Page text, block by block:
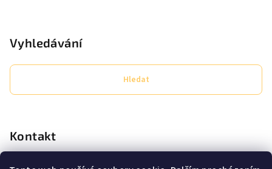
Vyhledávání
Hledat
Kontakt
secret-lashes.cz